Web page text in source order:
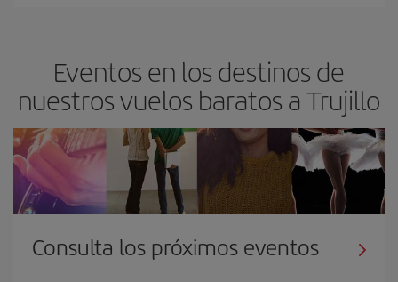
Eventos en los destinos de
nuestros vuelos baratos a Trujillo
Consulta los próximos eventos